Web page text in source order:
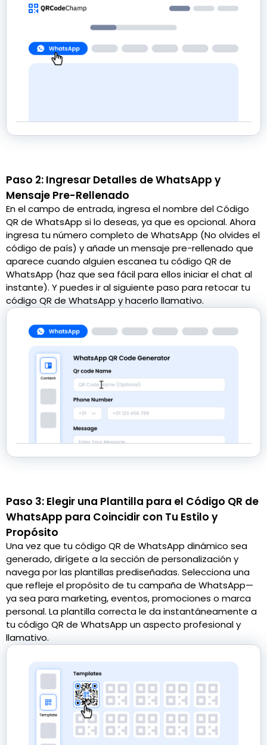
Paso 2: Ingresar Detalles de WhatsApp y
Mensaje Pre-Rellenado
En el campo de entrada, ingresa el nombre del Código
QR de WhatsApp si lo deseas, ya que es opcional. Ahora
ingresa tu número completo de WhatsApp (No olvides el
código de país) y añade un mensaje pre-rellenado que
aparece cuando alguien escanea tu código QR de
WhatsApp (haz que sea fácil para ellos iniciar el chat al
instante). Y puedes ir al siguiente paso para retocar tu
código QR de WhatsApp y hacerlo llamativo.
Paso 3: Elegir una Plantilla para el Código QR de
WhatsApp para Coincidir con Tu Estilo y
Propósito
Una vez que tu código QR de WhatsApp dinámico sea
generado, dirígete a la sección de personalización y
navega por las plantillas prediseñadas. Selecciona una
que refleje el propósito de tu campaña de WhatsApp—
ya sea para marketing, eventos, promociones o marca
personal. La plantilla correcta le da instantáneamente a
tu código QR de WhatsApp un aspecto profesional y
llamativo.